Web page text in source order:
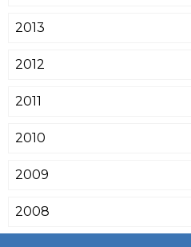
2013
2012
2011
2010
2009
2008